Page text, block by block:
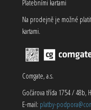
Platebními kartami
Na prodejně je možné
kartami.
Comgate, a.s.
Gočárova třída 1754 / 48b,
E-mail: platby-